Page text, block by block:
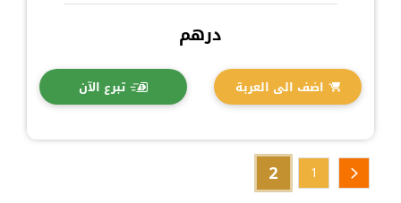
درهم
اضف الى العربة تبرع الآن
1
2